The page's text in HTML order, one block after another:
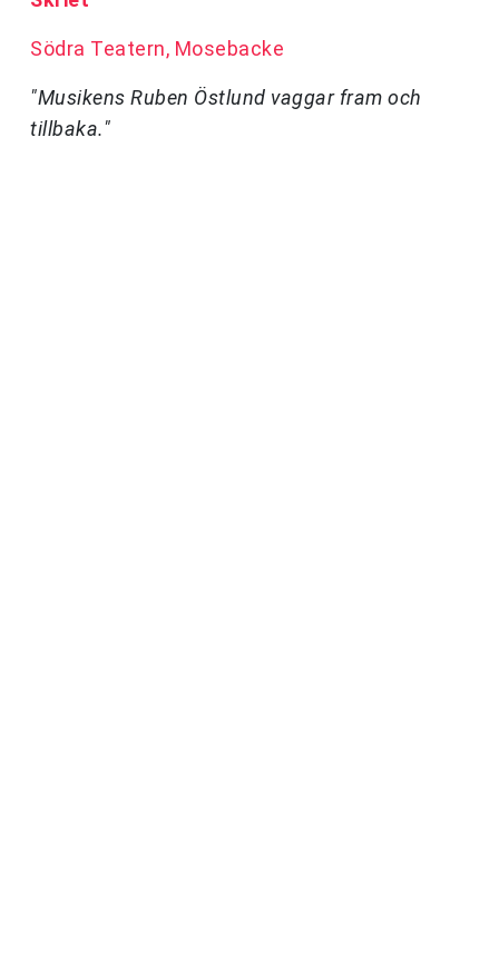
Södra Teatern, Mosebacke
"Musikens Ruben Östlund vaggar fram och
tillbaka."